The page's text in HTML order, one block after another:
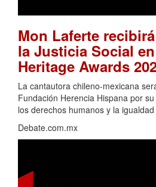
Mon Laferte
la Justicia Social
Heritage Awards
La cantautora chileno-mexicana
Fundación Herencia Hispana por
los derechos humanos y la
Debate.com.mx